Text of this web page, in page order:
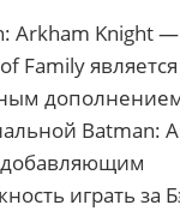
Arkham Knight
Family является
Batman:
добавляющим
играть за